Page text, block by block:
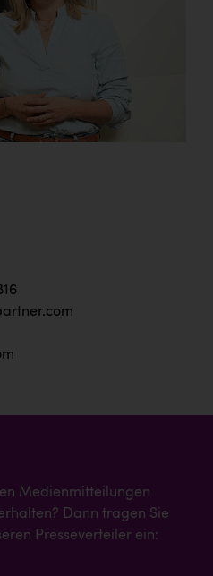
Medienmitteilungen
Dann tragen Sie
Presseverteiler ein: